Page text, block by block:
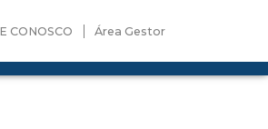
CONOSCO Área Gestor